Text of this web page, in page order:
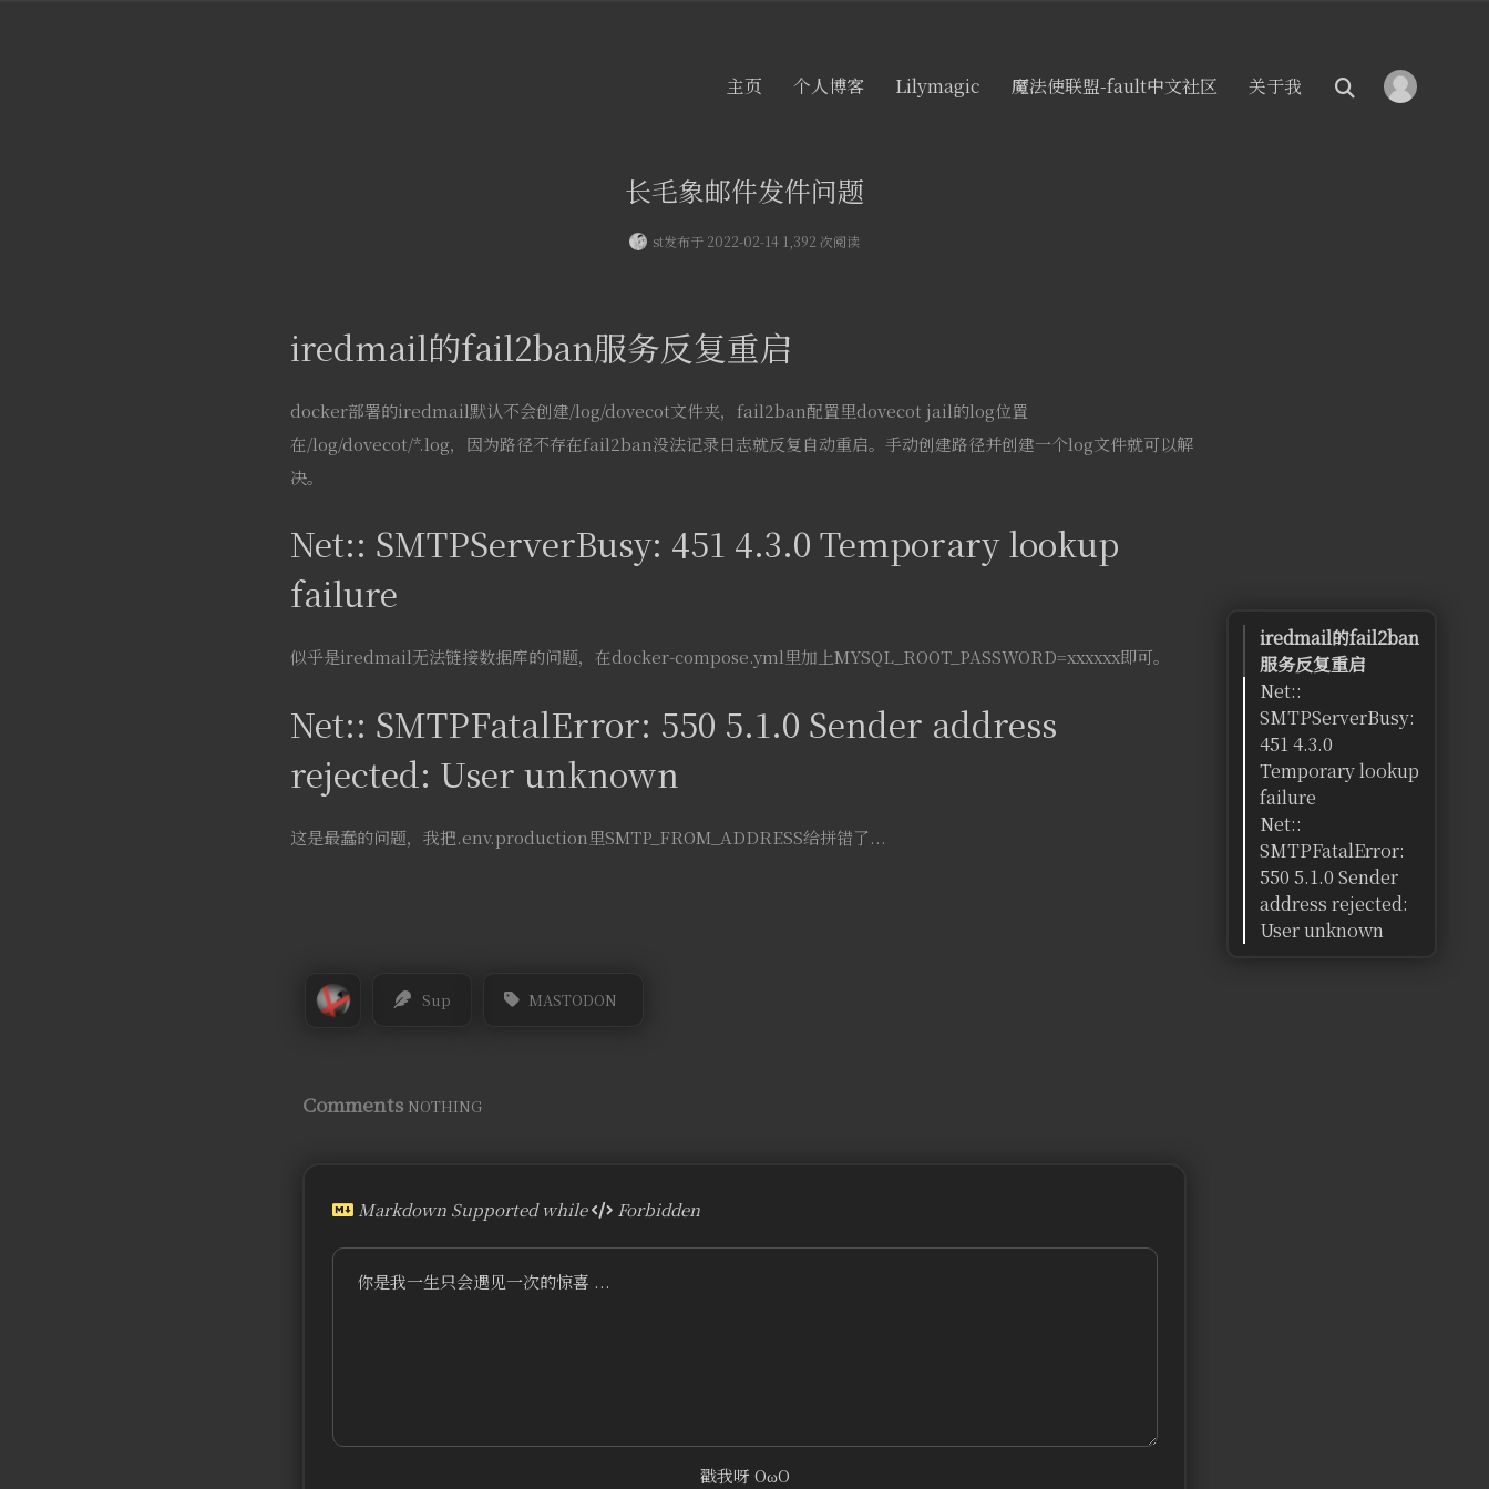
主页 个人博客 Lilymagic 魔法使联盟-fault中文社区 关于我
长毛象邮件发件问题
st发布于 2022-02-14 1,392 次阅读
iredmail的fail2ban服务反复重启
docker部署的iredmail默认不会创建/log/dovecot文件夹，fail2ban配置里dovecot jail的log位置
在/log/dovecot/*.log，因为路径不存在fail2ban没法记录日志就反复自动重启。手动创建路径并创建一个log文件就可以解
决。
Net:: SMTPServerBusy: 451 4.3.0 Temporary lookup
failure
似乎是iredmail无法链接数据库的问题，在docker-compose.yml里加上MYSQL_ROOT_PASSWORD=xxxxxx即可。
Net:: SMTPFatalError: 550 5.1.0 Sender address
rejected: User unknown
这是最蠢的问题，我把.env.production里SMTP_FROM_ADDRESS给拼错了...
Sup MASTODON
iredmail的fail2ban
服务反复重启
Net::
SMTPServerBusy:
451 4.3.0
Temporary lookup
failure
Net::
SMTPFatalError:
550 5.1.0 Sender
address rejected:
User unknown
Comments NOTHING
Markdown Supported while Forbidden
你是我一生只会遇见一次的惊喜 ...
戳我呀 OωO